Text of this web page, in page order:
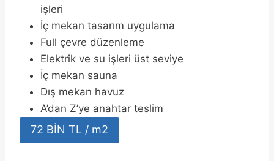
işleri
İç mekan tasarım uygulama
Full çevre düzenleme
Elektrik ve su işleri üst seviye
İç mekan sauna
Dış mekan havuz
A’dan Z’ye anahtar teslim
72 BİN TL / m2